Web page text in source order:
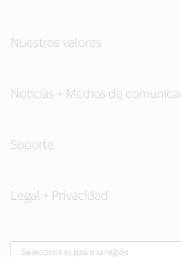
Nuestros valores
Noticias + Medios de
Soporte
Legal + Privacidad
Selecciona el país o la región